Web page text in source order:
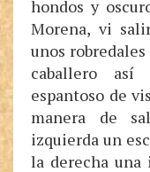
hondos y
Morena, vi
unos
caballero así
espantoso de
manera de
izquierda un
la derecha